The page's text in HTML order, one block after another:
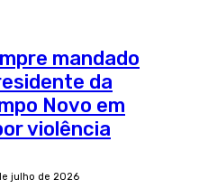
mandado
da
Novo em
violência
julho de 2026